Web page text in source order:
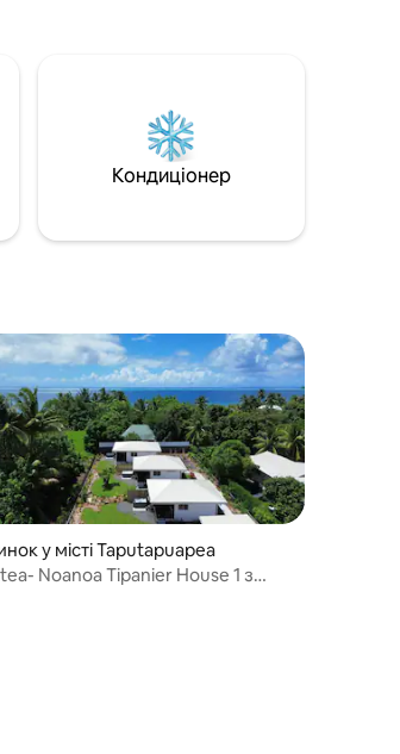
Кондиціонер
у місті Taputapuapea
Noanoa Tipanier House 1 з